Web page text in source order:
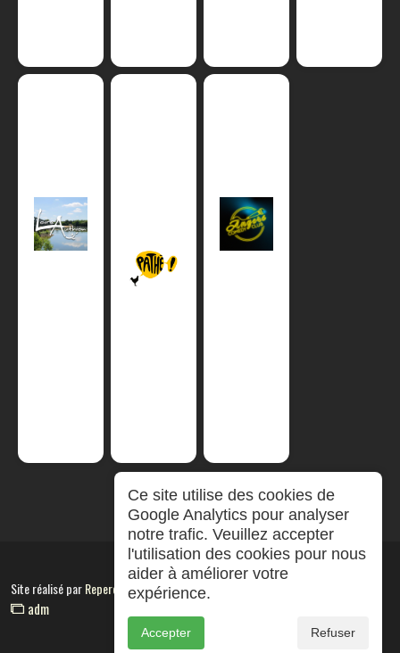
Site réalisé parRepereCom
adm
Ce site utilise des cookies de
Google Analytics pour analyser
notre trafic. Veuillez accepter
l'utilisation des cookies pour nous
aider à améliorer votre
expérience.
Accepter Refuser